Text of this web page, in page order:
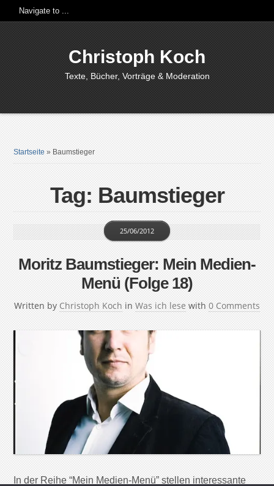
Christoph Koch
Texte, Bücher, Vorträge & Moderation
Startseite » Baumstieger
Tag: Baumstieger
Moritz Baumstieger: Mein Medien-
Menü (Folge 18)
Written by Christoph Koch
25/06/2012
in Was ich lese with 0 Comments
In der Reihe “Mein Medien-Menü” stellen interessante